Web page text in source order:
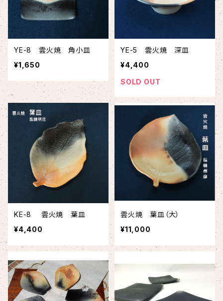
YE-8 雲火焼 角小皿
¥1,650
YE-5 雲火焼 深皿
¥4,400
SOLD OUT
KE-8 雲火焼 葉皿
¥4,400
雲火焼 葉皿（大）
¥11,000